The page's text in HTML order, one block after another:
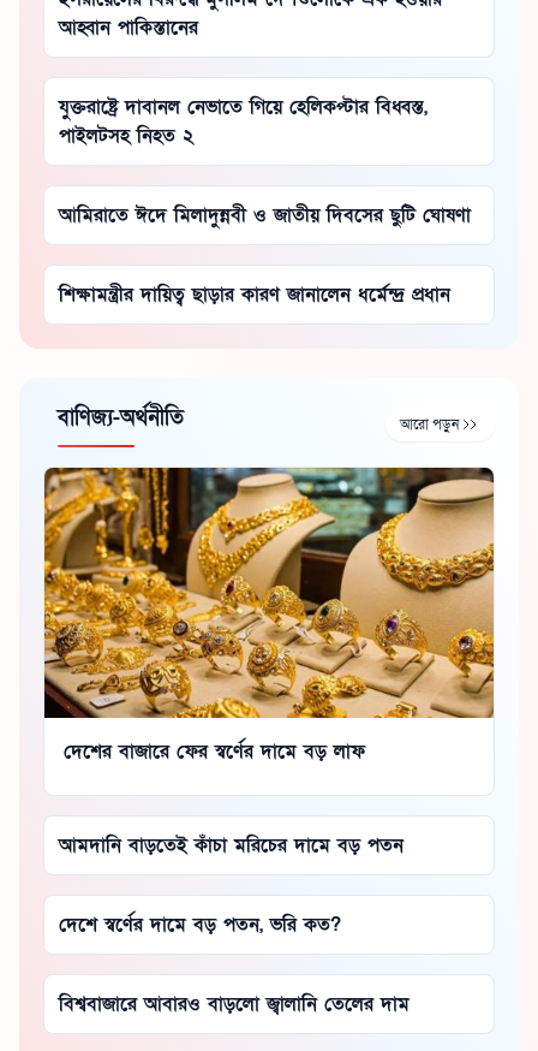
আহ্বান পাকিস্তানের
যুক্তরাষ্ট্রে দাবানল নেভাতে গিয়ে হেলিকপ্টার বিধ্বস্ত,
পাইলটসহ নিহত ২
আমিরাতে ঈদে মিলাদুন্নবী ও জাতীয় দিবসের ছুটি ঘোষণা
শিক্ষামন্ত্রীর দায়িত্ব ছাড়ার কারণ জানালেন ধর্মেন্দ্র প্রধান
বাণিজ্য-অর্থনীতি আরো পড়ুন
দেশের বাজারে ফের স্বর্ণের দামে বড় লাফ
আমদানি বাড়তেই কাঁচা মরিচের দামে বড় পতন
দেশে স্বর্ণের দামে বড় পতন, ভরি কত?
বিশ্ববাজারে আবারও বাড়লো জ্বালানি তেলের দাম